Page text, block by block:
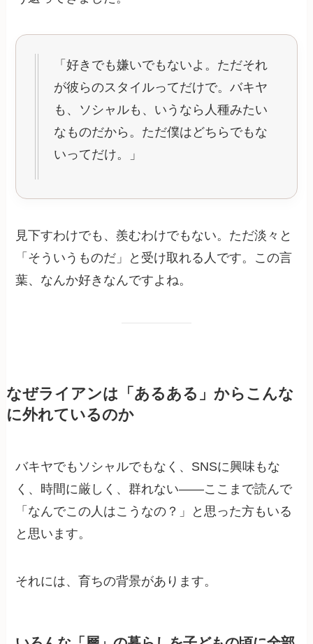
「好きでも嫌いでもないよ。ただそれ
が彼らのスタイルってだけで。バキヤ
も、ソシャルも、いうなら人種みたい
なものだから。ただ僕はどちらでもな
いってだけ。」
見下すわけでも、羨むわけでもない。ただ淡々と
「そういうものだ」と受け取れる人です。この言
葉、なんか好きなんですよね。
なぜライアンは「あるある」からこんな
に外れているのか
バキヤでもソシャルでもなく、SNSに興味もな
く、時間に厳しく、群れない——ここまで読んで
「なんでこの人はこうなの？」と思った方もいる
と思います。
それには、育ちの背景があります。